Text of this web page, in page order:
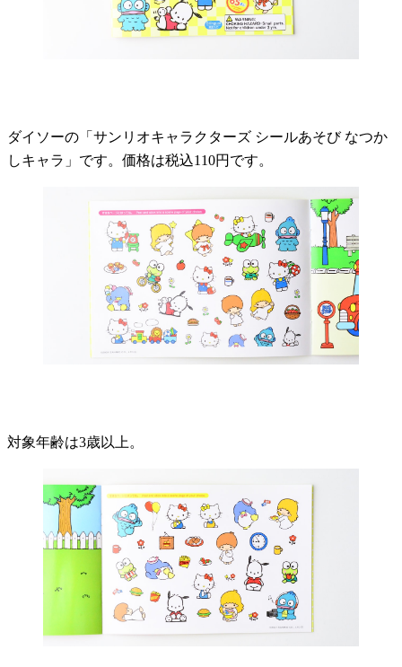
ダイソーの「サンリオキャラクターズ シールあそび なつか
しキャラ」です。価格は税込110円です。
対象年齢は3歳以上。